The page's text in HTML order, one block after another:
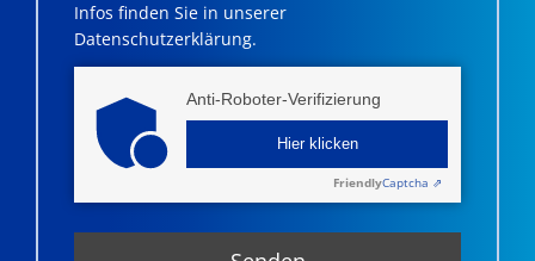
Infos finden Sie in unserer
Datenschutzerklärung.
Anti-Roboter-Verifizierung
Hier klicken
FriendlyCaptcha ⇗